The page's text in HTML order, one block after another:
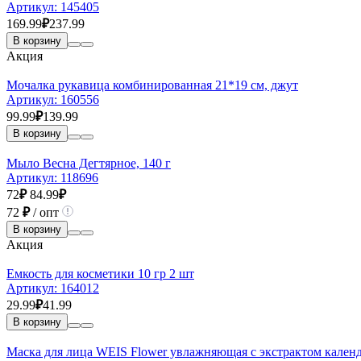
Артикул: 145405
169.99₽237.99
В корзину
Акция
Мочалка рукавица комбинированная 21*19 см, джут
Артикул: 160556
99.99₽139.99
В корзину
Мыло Весна Дегтярное, 140 г
Артикул: 118696
72₽ 84.99₽
72 ₽/ опт
В корзину
Акция
Емкость для косметики 10 гр 2 шт
Артикул: 164012
29.99₽41.99
В корзину
Маска для лица WEIS Flower увлажняющая с экстрактом